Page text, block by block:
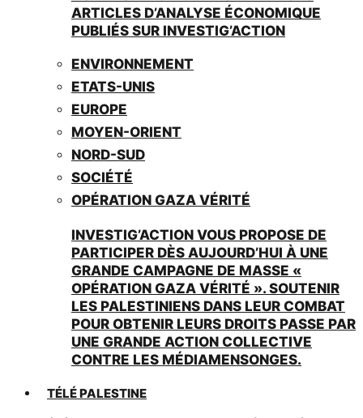
ARTICLES D’ANALYSE ÉCONOMIQUE
PUBLIÉS SUR INVESTIG’ACTION
ENVIRONNEMENT
ETATS-UNIS
EUROPE
MOYEN-ORIENT
NORD-SUD
SOCIÉTÉ
OPÉRATION GAZA VÉRITÉ
INVESTIG’ACTION VOUS PROPOSE DE
PARTICIPER DÈS AUJOURD’HUI À UNE
GRANDE CAMPAGNE DE MASSE «
OPÉRATION GAZA VÉRITÉ ». SOUTENIR
LES PALESTINIENS DANS LEUR COMBAT
POUR OBTENIR LEURS DROITS PASSE PAR
UNE GRANDE ACTION COLLECTIVE
CONTRE LES MÉDIAMENSONGES.
TÉLÉ PALESTINE